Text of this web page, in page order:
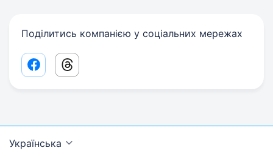
Поділитись компанією у соціальних мережах
Facebook share link
Threads share link
Українська